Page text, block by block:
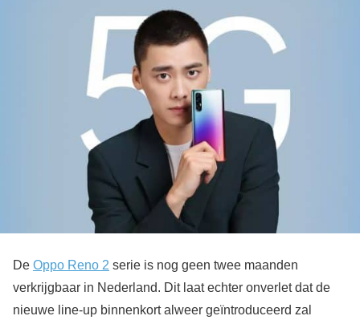
De Oppo Reno 2 serie is nog geen twee maanden
verkrijgbaar in Nederland. Dit laat echter onverlet dat de
nieuwe line-up binnenkort alweer geïntroduceerd zal